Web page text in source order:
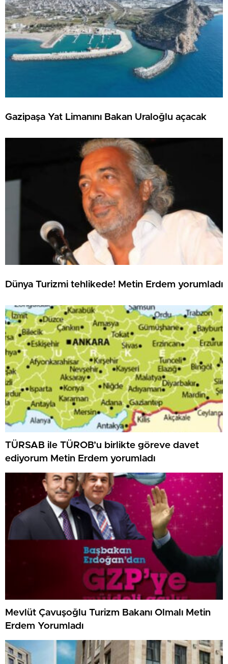
Gazipaşa Yat Limanını Bakan Uraloğlu açacak
Dünya Turizmi tehlikede! Metin Erdem yorumladı
TÜRSAB ile TÜROB’u birlikte göreve davet
ediyorum Metin Erdem yorumladı
Mevlüt Çavuşoğlu Turizm Bakanı Olmalı Metin
Erdem Yorumladı